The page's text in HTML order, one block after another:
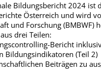
Bildungsbericht 2024 ist
Österreich und wird
und Forschung (BMBWF)
drei Teilen:
Bericht
Bildungsindikatoren (Teil 2)
Beiträgen zu